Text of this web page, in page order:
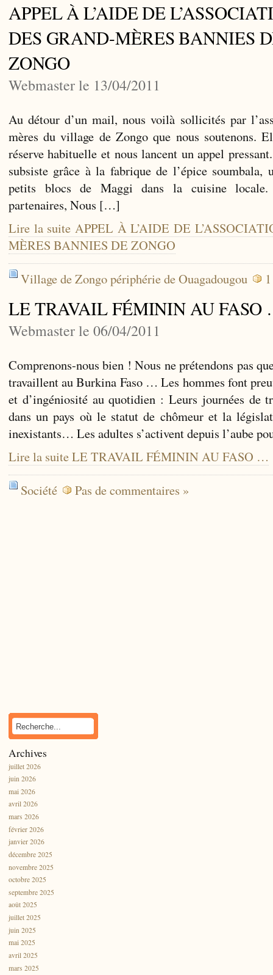
APPEL À L’AIDE DE
DES GRAND-MÈRES BANNIES
ZONGO
Webmaster le 13/04/2011
Au détour d’un mail, nous voilà sollicités par
mères du village de Zongo que nous soutenons.
réserve habituelle et nous lancent un appel
subsiste grâce à la fabrique de l’épice soumbala,
petits blocs de Maggi dans la cuisine
partenaires, Nous […]
Lire la suite APPEL À L’AIDE DE
MÈRES BANNIES DE ZONGO
Village de Zongo périphérie de Ouagadougou
LE TRAVAIL FÉMININ AU
Webmaster le 06/04/2011
Comprenons-nous bien ! Nous ne prétendons pas
travaillent au Burkina Faso … Les hommes font
et d’ingéniosité au quotidien : Leurs journées de
dans un pays où le statut de chômeur et la
inexistants… Les adultes s’activent depuis l’aube
Lire la suite LE TRAVAIL FÉMININ AU FASO …
Société
Pas de commentaires »
Archives
juillet 2026
juin 2026
mai 2026
avril 2026
mars 2026
février 2026
janvier 2026
décembre 2025
novembre 2025
octobre 2025
septembre 2025
août 2025
juillet 2025
juin 2025
mai 2025
avril 2025
mars 2025